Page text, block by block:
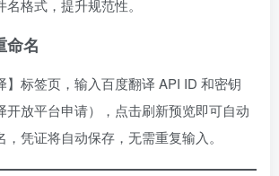
格式，提升规范性。
命名
】标签页，输入百度翻译 API ID 和密钥
开放平台申请），点击刷新预览即可自动
凭证将自动保存，无需重复输入。